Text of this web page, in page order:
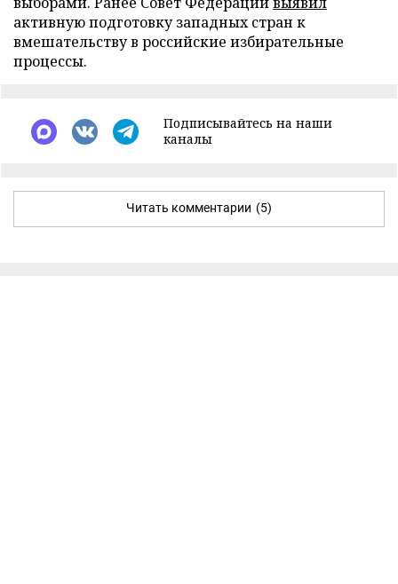
активную подготовку западных стран к
вмешательству в российские избирательные
процессы.
Подписывайтесь на наши
каналы
Читать комментарии (5)